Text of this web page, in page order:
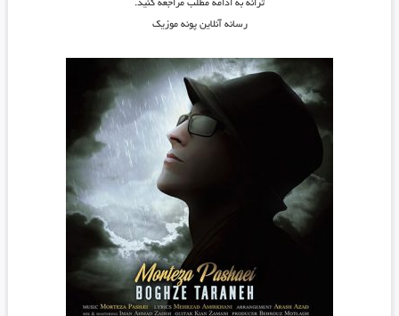
ترانه به ادامه مطلب مراجعه کنید.
رسانه آنلاین پونه موزیک